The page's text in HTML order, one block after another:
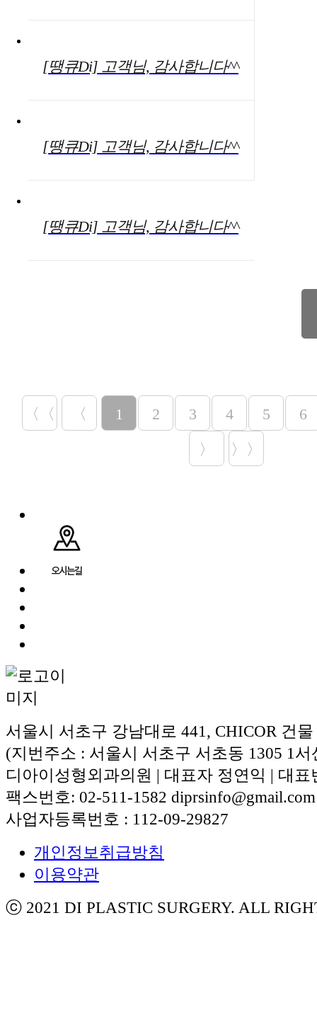
[땡큐Di] 고객님, 감사합니다^^
[땡큐Di] 고객님, 감사합니다^^
[땡큐Di] 고객님, 감사합니다^^
〈〈 〈 1 2 3 4 5
6
〉
〉〉
서울시 서초구 강남대로 441, CHICOR 건물
(지번주소 : 서울시 서초구 서초동 1305 1서
디아이성형외과의원 | 대표자 정연익 | 대표
팩스번호: 02-511-1582 diprsinfo@gmail.com
사업자등록번호 : 112-09-29827
개인정보취급방침
이용약관
ⓒ 2021 DI PLASTIC SURGERY. ALL